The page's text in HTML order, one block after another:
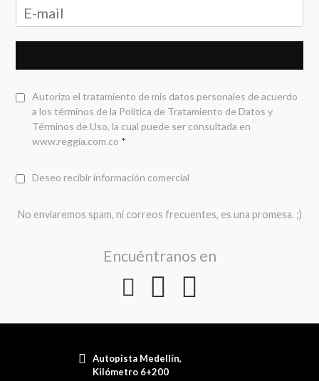
Autorizo el tratamiento de mis datos personales de acuerdo
a los términos de la Política de Tratamiento de Datos y
Términos de Uso, la cual puede ser consultada en
www.reggia.com.co *
Deseo recibir información comercial
No enviaremos spam, ni correos frecuentes, es una promesa. ;)
Encuéntranos en
Autopista Medellín,
Kilómetro 6+200